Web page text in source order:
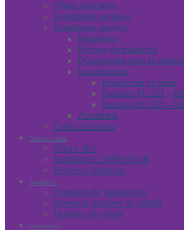
Oferta educativa
Estudiantes antiguos
Estudiantes nuevos
Requisitos
Proceso de matrícula
Documentos para la
Inscripciones
Inscripción en línea
Formato FGAD –
Formato FGAD –
Admitidos
Útiles Escolares
Campus virtual
Oficce 365
Santillana COMPARTIR
Procesos Artísticos
Académico
Formatos de inasistencia
Atención a padres de familia
Horarios de clases
Documentos